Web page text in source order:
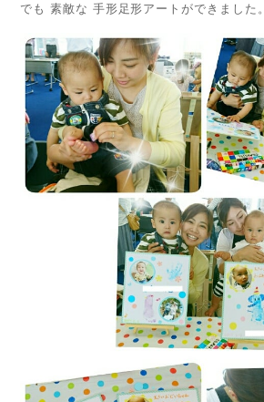
でも 素敵な 手形足形アートができました。